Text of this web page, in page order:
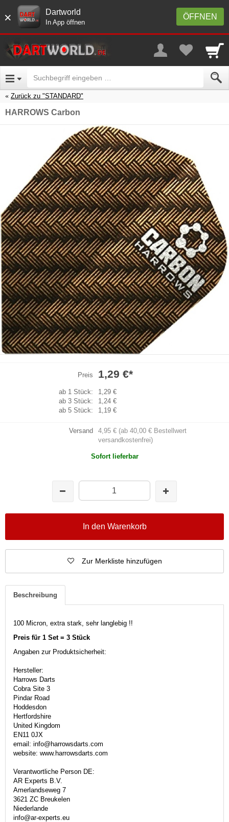
× ÖFFNEN
Dartworld
In App öffnen
Zurück zu "STANDARD"
HARROWS Carbon
Preis 1,29 €*
ab 1 Stück:
1,29 €
ab 3 Stück:
1,24 €
ab 5 Stück:
1,19 €
Versand
4,95 € (ab 40,00 € Bestellwert
versandkostenfrei)
Sofort lieferbar
In den Warenkorb
Zur Merkliste hinzufügen
Beschreibung
100 Micron, extra stark, sehr langlebig !!
Preis für 1 Set = 3 Stück
Angaben zur Produktsicherheit:
Hersteller:
Harrows Darts
Cobra Site 3
Pindar Road
Hoddesdon
Hertfordshire
United Kingdom
EN11 0JX
email: info@harrowsdarts.com
website: www.harrowsdarts.com
Verantwortliche Person DE:
AR Experts B.V.
Amerlandseweg 7
3621 ZC Breukelen
Niederlande
info@ar-experts.eu